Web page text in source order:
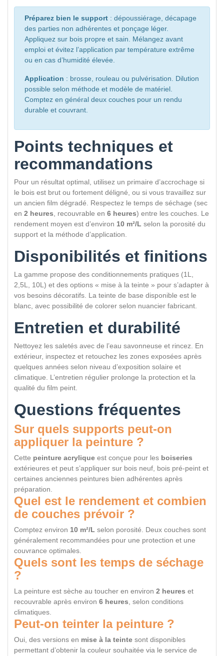
Préparez bien le support : dépoussiérage, décapage
des parties non adhérentes et ponçage léger.
Appliquez sur bois propre et sain. Mélangez avant
emploi et évitez l’application par température extrême
ou en cas d’humidité élevée.
Application : brosse, rouleau ou pulvérisation. Dilution
possible selon méthode et modèle de matériel.
Comptez en général deux couches pour un rendu
durable et couvrant.
Points techniques et
recommandations
Pour un résultat optimal, utilisez un primaire d’accrochage si
le bois est brut ou fortement déligné, ou si vous travaillez sur
un ancien film dégradé. Respectez le temps de séchage (sec
en 2 heures, recouvrable en 6 heures) entre les couches. Le
rendement moyen est d’environ 10 m²/L selon la porosité du
support et la méthode d’application.
Disponibilités et finitions
La gamme propose des conditionnements pratiques (1L,
2,5L, 10L) et des options « mise à la teinte » pour s’adapter à
vos besoins décoratifs. La teinte de base disponible est le
blanc, avec possibilité de colorer selon nuancier fabricant.
Entretien et durabilité
Nettoyez les saletés avec de l’eau savonneuse et rincez. En
extérieur, inspectez et retouchez les zones exposées après
quelques années selon niveau d’exposition solaire et
climatique. L’entretien régulier prolonge la protection et la
qualité du film peint.
Questions fréquentes
Sur quels supports peut-on
appliquer la peinture ?
Cette peinture acrylique est conçue pour les boiseries
extérieures et peut s’appliquer sur bois neuf, bois pré-peint et
certaines anciennes peintures bien adhérentes après
préparation.
Quel est le rendement et combien
de couches prévoir ?
Comptez environ 10 m²/L selon porosité. Deux couches sont
généralement recommandées pour une protection et une
couvrance optimales.
Quels sont les temps de séchage
?
La peinture est sèche au toucher en environ 2 heures et
recouvrable après environ 6 heures, selon conditions
climatiques.
Peut-on teinter la peinture ?
Oui, des versions en mise à la teinte sont disponibles
permettant d’obtenir la couleur souhaitée via le service de